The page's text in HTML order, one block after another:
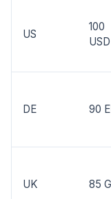
US
100
USD
DE 90
UK 85